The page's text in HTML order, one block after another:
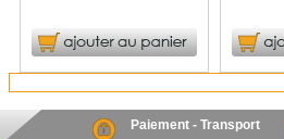
Paiement - Transport